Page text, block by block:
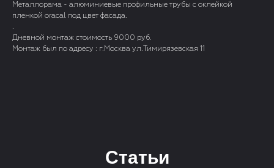
Металлорама - алюминиевые профильные трубы с оклейкой
пленкой oracal под цвет фасада.
.
Дневной монтаж стоимость 9000 руб.
Монтаж был по адресу : г.Москва ул.Тимирязевская 11
Статьи